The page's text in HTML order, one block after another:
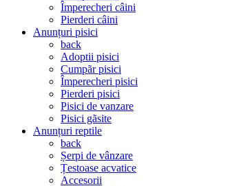
Împerecheri câini
Pierderi câini
Anunțuri pisici
back
Adoptii pisici
Cumpãr pisici
Împerecheri pisici
Pierderi pisici
Pisici de vanzare
Pisici gãsite
Anunțuri reptile
back
Șerpi de vânzare
Țestoase acvatice
Accesorii